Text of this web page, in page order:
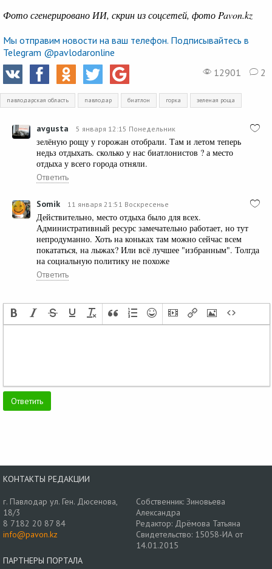
Фото сгенерировано ИИ, скрин из соцсетей, фото Pavon.kz
Мы отправим новости на ваш телефон. Подписывайтесь в
Telegram @pavlodaronline
12901
2
павлодарская область павлодар биатлон горка зеленая роща
avgusta 5 января 12:15 Понедельник
зелёную рощу у горожан отобрали. Там и летом теперь
недьз отдыхать. сколько у нас биатлонистов ? а место
отдыха у всего города отняли.
Ответить
Somik 11 января 21:51 Воскресенье
Действительно, место отдыха было для всех.
Административный ресурс замечательно работает, но тут
непродуманно. Хоть на коньках там можно сейчас всем
покататься, на лыжах? Или всё лучшее "избранным". Толгда
на социальную политику не похоже
Ответить
КОНТАКТЫ РЕДАКЦИИ
г. Павлодар ул. Ген. Дюсенова,
18/3
8 7182 20 87 84
info@pavon.kz
Собственник: Зиновьева
Александра
Редактор: Дрёмова Татьяна
Свидетельство: 15058-ИА от
14.01.2015
ПАРТНЕРЫ ПОРТАЛА